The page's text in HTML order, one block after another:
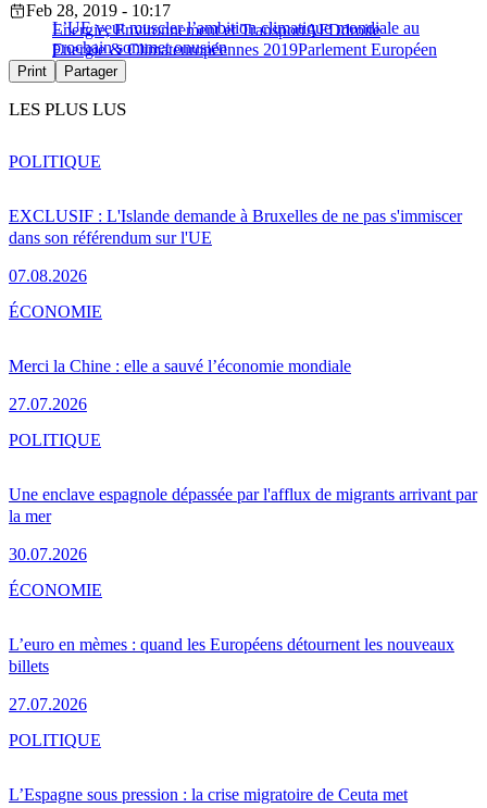
L’UE veut muscler l’ambition climatique mondiale au
prochain sommet onusien
Feb 28, 2019 - 10:17
Energie, Environnement et TransportAFDdroite
Energie & Climateuropéennes 2019Parlement Européen
Print Partager
LES PLUS LUS
EXCLUSIF : L'Islande demande à Bruxelles de ne pas s'immiscer
dans son référendum sur l'UE
07.08.2026
POLITIQUE
Merci la Chine : elle a sauvé l’économie mondiale
27.07.2026
ÉCONOMIE
Une enclave espagnole dépassée par l'afflux de migrants arrivant par
la mer
30.07.2026
POLITIQUE
L’euro en mèmes : quand les Européens détournent les nouveaux
billets
27.07.2026
ÉCONOMIE
L’Espagne sous pression : la crise migratoire de Ceuta met
POLITIQUE